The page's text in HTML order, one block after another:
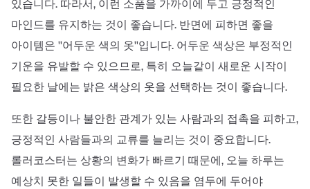
있습니다. 따라서, 이런 소품을 가까이에 두고 긍정적인
마인드를 유지하는 것이 좋습니다. 반면에 피하면 좋을
아이템은 ''어두운 색의 옷''입니다. 어두운 색상은 부정적인
기운을 유발할 수 있으므로, 특히 오늘같이 새로운 시작이
필요한 날에는 밝은 색상의 옷을 선택하는 것이 좋습니다.
또한 갈등이나 불안한 관계가 있는 사람과의 접촉을 피하고,
긍정적인 사람들과의 교류를 늘리는 것이 중요합니다.
롤러코스터는 상황의 변화가 빠르기 때문에, 오늘 하루는
예상치 못한 일들이 발생할 수 있음을 염두에 두어야